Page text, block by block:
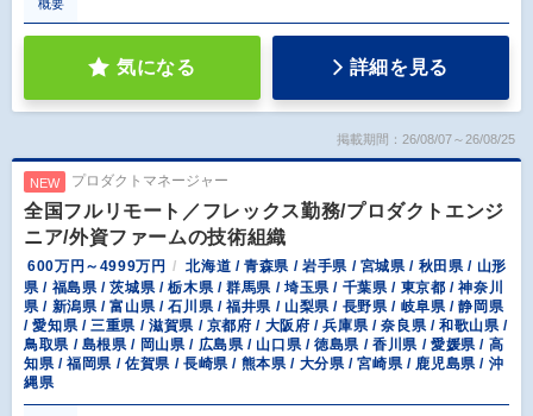
概要
気になる 詳細を見る
掲載期間：26/08/07～26/08/25
NEW プロダクトマネージャー
全国フルリモート／フレックス勤務/プロダクトエンジ
ニア/外資ファームの技術組織
600万円～4999万円
北海道 / 青森県 / 岩手県 / 宮城県 / 秋田県 / 山形
県 / 福島県 / 茨城県 / 栃木県 / 群馬県 / 埼玉県 / 千葉県 / 東京都 / 神奈川
県 / 新潟県 / 富山県 / 石川県 / 福井県 / 山梨県 / 長野県 / 岐阜県 / 静岡県
/ 愛知県 / 三重県 / 滋賀県 / 京都府 / 大阪府 / 兵庫県 / 奈良県 / 和歌山県 /
鳥取県 / 島根県 / 岡山県 / 広島県 / 山口県 / 徳島県 / 香川県 / 愛媛県 / 高
知県 / 福岡県 / 佐賀県 / 長崎県 / 熊本県 / 大分県 / 宮崎県 / 鹿児島県 / 沖
縄県